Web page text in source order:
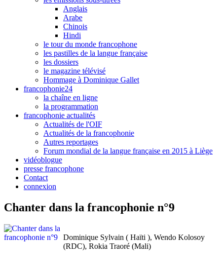
Anglais
Arabe
Chinois
Hindi
le tour du monde francophone
les pastilles de la langue française
les dossiers
le magazine télévisé
Hommage à Dominique Gallet
francophonie24
la chaîne en ligne
la programmation
francophonie actualités
Actualités de l'OIF
Actualités de la francophonie
Autres reportages
Forum mondial de la langue française en 2015 à Liège
vidéoblogue
presse francophone
Contact
connexion
Chanter dans la francophonie n°9
Dominique Sylvain ( Haïti ), Wendo Kolosoy
(RDC), Rokia Traoré (Mali)